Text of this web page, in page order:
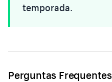
temporada.
Perguntas Frequentes